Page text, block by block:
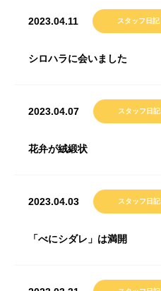
2023.04.11 スタッフ日記
シロハラに会いました
2023.04.07 スタッフ日記
花弁が絨緞状
2023.04.03 スタッフ日記
「べにシダレ」は満開